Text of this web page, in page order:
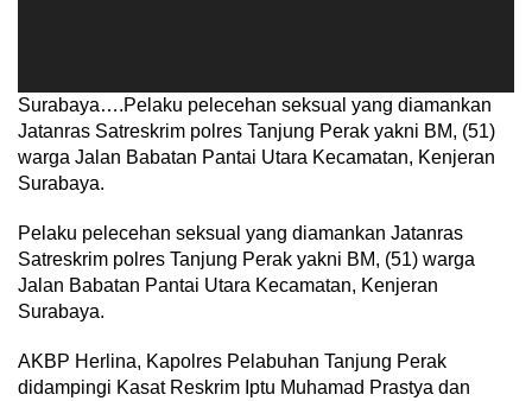
Surabaya….Pelaku pelecehan seksual yang diamankan
Jatanras Satreskrim polres Tanjung Perak yakni BM, (51)
warga Jalan Babatan Pantai Utara Kecamatan, Kenjeran
Surabaya.
Pelaku pelecehan seksual yang diamankan Jatanras
Satreskrim polres Tanjung Perak yakni BM, (51) warga
Jalan Babatan Pantai Utara Kecamatan, Kenjeran
Surabaya.
AKBP Herlina, Kapolres Pelabuhan Tanjung Perak
didampingi Kasat Reskrim Iptu Muhamad Prastya dan